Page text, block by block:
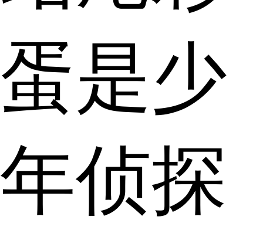
蛋是少
年侦探